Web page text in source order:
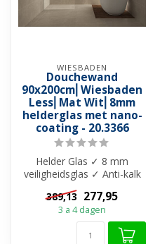
WIESBADEN
Douchewand
90x200cm⎢Wiesbaden
Less⎢Mat Wit⎢8mm
helderglas met nano-
coating - 20.3366
Helder Glas ✓ 8 mm
veiligheidsglas ✓ Anti-kalk
behandeling ✓ Zonder
muurprofiel...
389,13 277,95
3 a 4 dagen